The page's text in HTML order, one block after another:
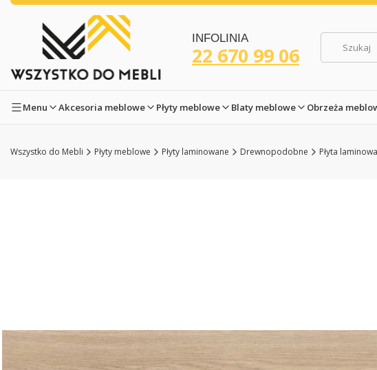
INFOLINIA
22 670 99 06
Menu Akcesoria meblowe Płyty meblowe Blaty meblowe Obrzeża
Wszystko do Mebli Płyty meblowe Płyty laminowane Drewnopodobne Płyta